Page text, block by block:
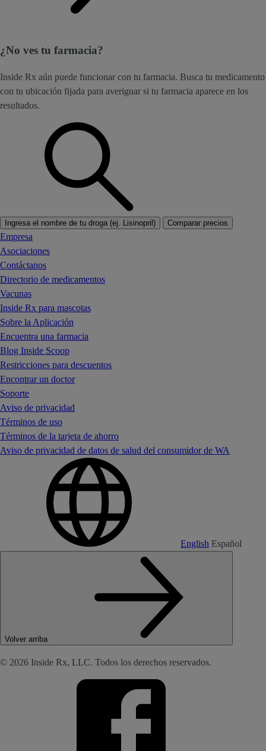
¿No ves tu farmacia?
Inside Rx aún puede funcionar con tu farmacia. Busca tu medicamento
con tu ubicación fijada para averiguar si tu farmacia aparece en los
resultados.
Ingresa el nombre de tu droga (ej. Lisinopril) Comparar precios
Empresa
Asociaciones
Contáctanos
Directorio de medicamentos
Vacunas
Inside Rx para mascotas
Sobre la Aplicación
Encuentra una farmacia
Blog Inside Scoop
Restricciones para descuentos
Encontrar un doctor
Soporte
Aviso de privacidad
Términos de uso
Términos de la tarjeta de ahorro
Aviso de privacidad de datos de salud del consumidor de WA
English Español
Volver arriba
© 2026 Inside Rx, LLC. Todos los derechos reservados.